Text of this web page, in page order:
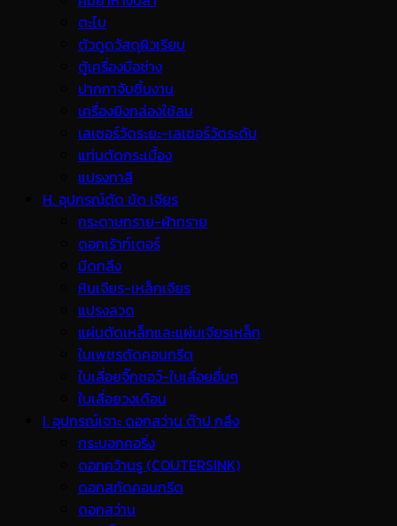
ตะไบ
ตัวดูดวัสดุผิวเรียบ
ตู้เครื่องมือช่าง
ปากกาจับชิ้นงาน
เครื่องยิงกล่องใช้ลม
เลเซอร์วัดระยะ-เลเซอร์วัดระดับ
แท่นตัดกระเบื้อง
แปรงทาสี
H. อุปกรณ์ตัด ขัด เจียร
กระดาษทราย-ผ้าทราย
ดอกเร้าท์เตอร์
มีดกลึง
หินเจียร-เหล็กเจียร
แปรงลวด
แผ่นตัดเหล็กและแผ่นเจียรเหล็ก
ใบเพชรตัดคอนกรีต
ใบเลื่อยจิ๊กซอว์-ใบเลื่อยอื่นๆ
ใบเลื่อยวงเดือน
I. อุปกรณ์เจาะ ดอกสว่าน ต๊าป กลึง
กระบอกคอริ่ง
ดอกคว้านรู (COUTERSINK)
ดอกสกัดคอนกรีต
ดอกสว่าน